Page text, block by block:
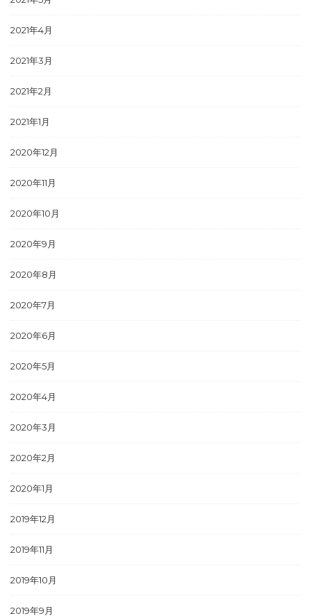
2021年4月
2021年3月
2021年2月
2021年1月
2020年12月
2020年11月
2020年10月
2020年9月
2020年8月
2020年7月
2020年6月
2020年5月
2020年4月
2020年3月
2020年2月
2020年1月
2019年12月
2019年11月
2019年10月
2019年9月